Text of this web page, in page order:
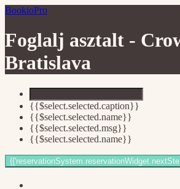
BookioPro
Foglalj asztalt -
Bratislava
{{$select.selected.caption}}
{{$select.selected.name}}
{{$select.selected.msg}}
{{$select.selected.name}}